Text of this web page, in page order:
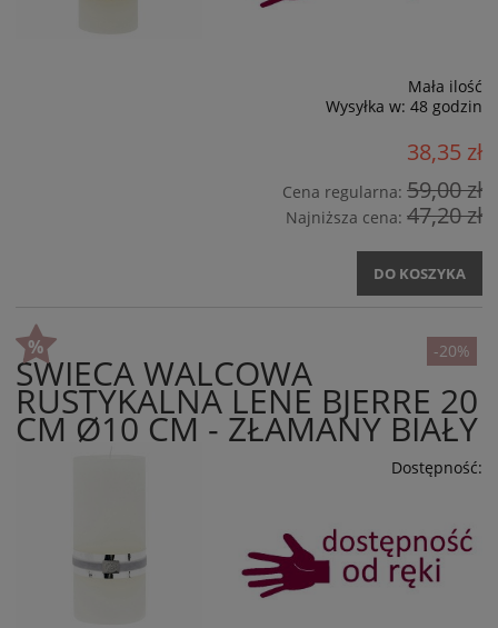
Mała ilość
Wysyłka w: 48 godzin
38,35 zł
Cena regularna: 59,00 zł
Najniższa cena: 47,20 zł
DO KOSZYKA
ŚWIECA WALCOWA
RUSTYKALNA LENE BJERRE 20
CM Ø10 CM - ZŁAMANY BIAŁY
Dostępność:
-20%